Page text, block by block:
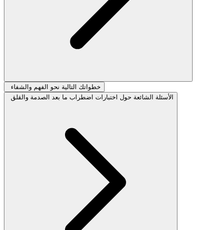
خطواتك التالية نحو الفهم والشفاء
الأسئلة الشائعة حول اختبارات اضطراب ما بعد الصدمة والقلق